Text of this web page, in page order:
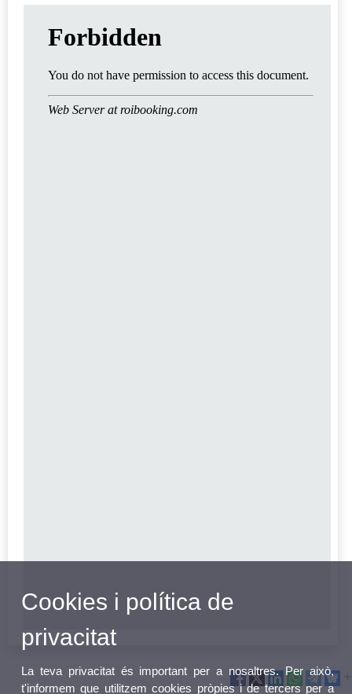
Cookies i política de
privacitat
La teva privacitat és important per a nosaltres. Per això,
t'informem que utilitzem cookies pròpies i de tercers per a